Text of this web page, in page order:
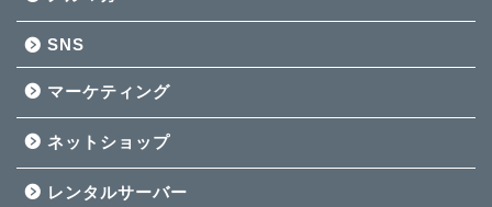
SNS
マーケティング
ネットショップ
レンタルサーバー